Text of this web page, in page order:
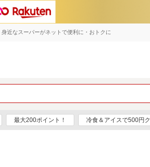
身近なスーパーがネットで便利に・おトクに
最大200ポイント！ 冷食＆アイスで500円